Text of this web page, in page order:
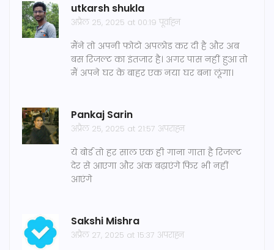
utkarsh shukla
अप्रैल 25, 2025 at 00:19 पूर्वाह्न
मैंने तो अपनी फोटो अपलोड कर दी है और अब
बस रिजल्ट का इंतजार है। अगर पास नहीं हुआ तो
मैं अपने घर के बाहर एक नया घर बना लूंगा।
Pankaj Sarin
अप्रैल 25, 2025 at 21:57 अपराह्न
ये बोर्ड तो हर साल एक ही गाना गाता है रिजल्ट
देर से आएगा और अंक बढ़ाएंगे फिर भी नहीं
आएंगे
Sakshi Mishra
अप्रैल 27, 2025 at 15:37 अपराह्न